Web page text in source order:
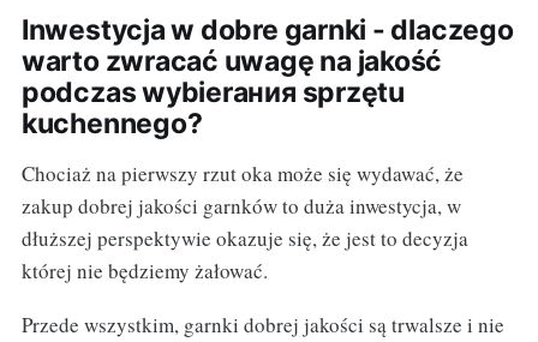
Inwestycja w dobre garnki - dlaczego
warto zwracać uwagę na jakość
podczas wybierания sprzętu
kuchennego?
Chociaż na pierwszy rzut oka może się wydawać, że
zakup dobrej jakości garnków to duża inwestycja, w
dłuższej perspektywie okazuje się, że jest to decyzja
której nie będziemy żałować.
Przede wszystkim, garnki dobrej jakości są trwalsze i nie